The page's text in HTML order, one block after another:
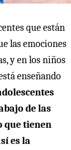
que están
las emociones
y en los niños
enseñando
de las
que tienen
es la